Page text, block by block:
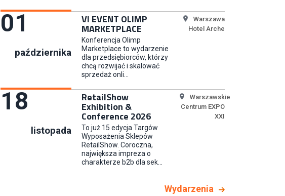
Medicine
Junior RPA Developer (k/m)
TERG S.A.
Kupiec / Kupczyni Fashion
Smyk S.A.
01
października
VI EVENT OLIMP
MARKETPLACE
Konferencja Olimp
Marketplace to wydarzenie
dla przedsiębiorców, którzy
chcą rozwijać i skalować
sprzedaż onli...
Warszawa
Hotel Arche
18
listopada
RetailShow
Exhibition &
Conference 2026
To już 15 edycja Targów
Wyposażenia Sklepów
RetailShow. Coroczna,
największa impreza o
charakterze b2b dla sek...
Warszawskie
Centrum EXPO
XXI
Wydarzenia